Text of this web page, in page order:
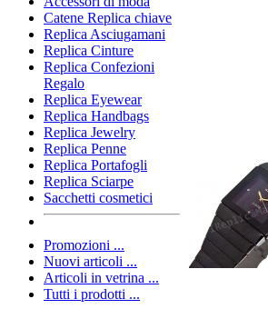
Catene Replica chiave
Replica Asciugamani
Replica Cinture
Replica Confezioni
Regalo
Replica Eyewear
Replica Handbags
Replica Jewelry
Replica Penne
Replica Portafogli
Replica Sciarpe
Sacchetti cosmetici
Promozioni ...
Nuovi articoli ...
Articoli in vetrina ...
Tutti i prodotti ...